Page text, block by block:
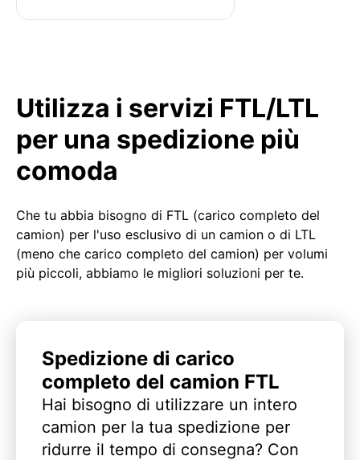
Utilizza i servizi FTL/LTL
per una spedizione più
comoda
Che tu abbia bisogno di FTL (carico completo del
camion) per l'uso esclusivo di un camion o di LTL
(meno che carico completo del camion) per volumi
più piccoli, abbiamo le migliori soluzioni per te.
Spedizione di carico
completo del camion FTL
Hai bisogno di utilizzare un intero
camion per la tua spedizione per
ridurre il tempo di consegna? Con